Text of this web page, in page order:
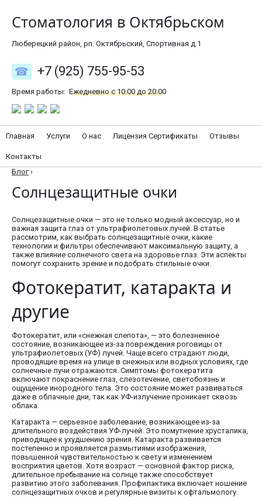
Стоматология в Октябрьском
Люберецкий район, рп. Октябрьский, Спортивная д.1
+7 (925) 755-95-53
Время работы: Ежедневно с 10:00 до 20:00
Главная Услуги О нас Лицензия Сертификаты Отзывы
Контакты
Блог ›
Солнцезащитные очки
Солнцезащитные очки — это не только модный аксессуар, но и
важная защита глаз от ультрафиолетовых лучей. В статье
рассмотрим, как выбрать солнцезащитные очки, какие
технологии и фильтры обеспечивают максимальную защиту, а
также влияние солнечного света на здоровье глаз. Эти аспекты
помогут сохранить зрение и подобрать стильные очки.
Фотокератит, катаракта и
другие
Фотокератит, или «снежная слепота», — это болезненное
состояние, возникающее из-за повреждения роговицы от
ультрафиолетовых (УФ) лучей. Чаще всего страдают люди,
проводящие время на улице в снежных или водных условиях, где
солнечные лучи отражаются. Симптомы фотокератита
включают покраснение глаз, слезотечение, светобоязнь и
ощущение инородного тела. Это состояние может развиваться
даже в облачные дни, так как УФ-излучение проникает сквозь
облака.
Катаракта — серьезное заболевание, возникающее из-за
длительного воздействия УФ-лучей. Это помутнение хрусталика,
приводящее к ухудшению зрения. Катаракта развивается
постепенно и проявляется размытиями изображения,
повышенной чувствительностью к свету и изменением
восприятия цветов. Хотя возраст — основной фактор риска,
длительное пребывание на солнце также способствует
развитию этого заболевания. Профилактика включает ношение
солнцезащитных очков и регулярные визиты к офтальмологу.